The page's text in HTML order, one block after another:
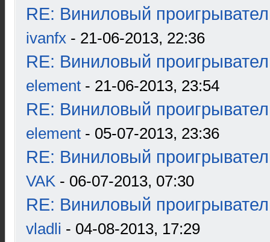
RE: Виниловый
ivanfx - 21-06-2013, 22:36
RE: Виниловый
element - 21-06-2013, 23:54
RE: Виниловый
element - 05-07-2013, 23:36
RE: Виниловый
VAK - 06-07-2013, 07:30
RE: Виниловый
vladli - 04-08-2013, 17:29